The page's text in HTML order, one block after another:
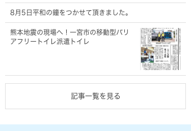
8月5日平和の鐘をつかせて頂きました。
熊本地震の現場へ！一宮市の移動型バリ
アフリートイレ派遣トイレ
記事一覧を見る